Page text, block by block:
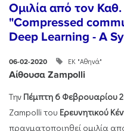
Ομιλία από τον
"Compressed
Deep Learning - A
06-02-2020 ΕΚ "Αθηνά"
Αίθουσα Zampolli
Την Πέμπτη 6 Φεβρουαρίου
Zampolli του Ερευνητικού
πραγματοποιηθεί ομιλία